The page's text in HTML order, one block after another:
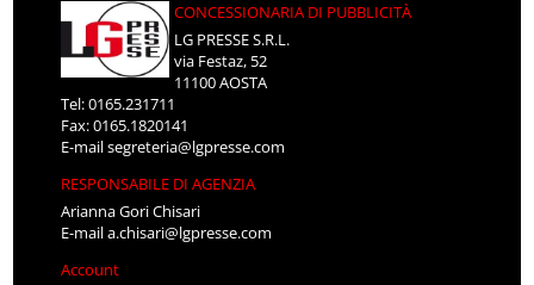
CONCESSIONARIA DI PUBBLICITÀ
LG PRESSE S.R.L.
via Festaz, 52
11100 AOSTA
Tel: 0165.231711
Fax: 0165.1820141
E-mailsegreteria@lgpresse.com
RESPONSABILE DI AGENZIA
Arianna Gori Chisari
E-maila.chisari@lgpresse.com
Account